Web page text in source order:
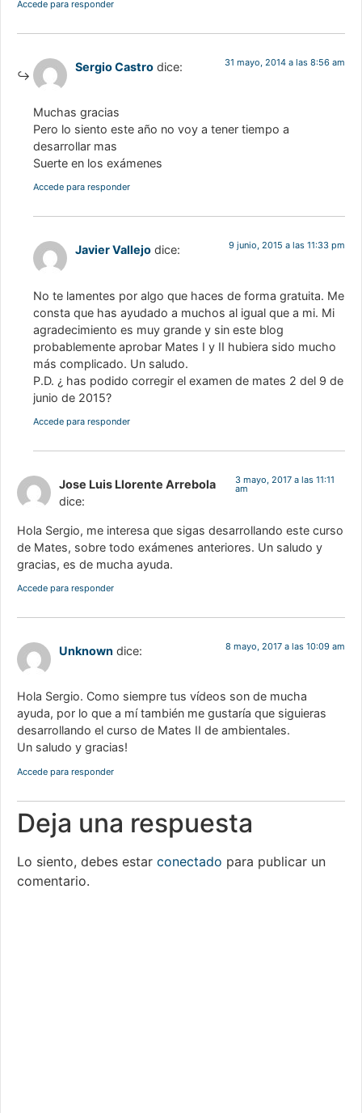
Accede para responder
Sergio Castro dice: 31 mayo, 2014 a las 8:56 am
Muchas gracias
Pero lo siento este año no voy a tener tiempo a
desarrollar mas
Suerte en los exámenes
Accede para responder
Javier Vallejo dice: 9 junio, 2015 a las 11:33 pm
No te lamentes por algo que haces de forma gratuita. Me
consta que has ayudado a muchos al igual que a mi. Mi
agradecimiento es muy grande y sin este blog
probablemente aprobar Mates I y II hubiera sido mucho
más complicado. Un saludo.
P.D. ¿ has podido corregir el examen de mates 2 del 9 de
junio de 2015?
Accede para responder
Jose Luis Llorente Arrebola
dice:
3 mayo, 2017 a las 11:11
am
Hola Sergio, me interesa que sigas desarrollando este curso
de Mates, sobre todo exámenes anteriores. Un saludo y
gracias, es de mucha ayuda.
Accede para responder
Unknown dice: 8 mayo, 2017 a las 10:09 am
Hola Sergio. Como siempre tus vídeos son de mucha
ayuda, por lo que a mí también me gustaría que siguieras
desarrollando el curso de Mates II de ambientales.
Un saludo y gracias!
Accede para responder
Deja una respuesta
Lo siento, debes estar conectado para publicar un
comentario.